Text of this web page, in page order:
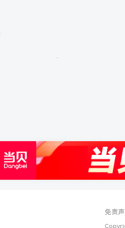
免责声